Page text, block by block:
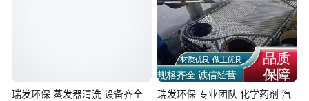
瑞发环保 蒸发器清洗 设备齐全
瑞发环保 专业团队 化学药剂 汽